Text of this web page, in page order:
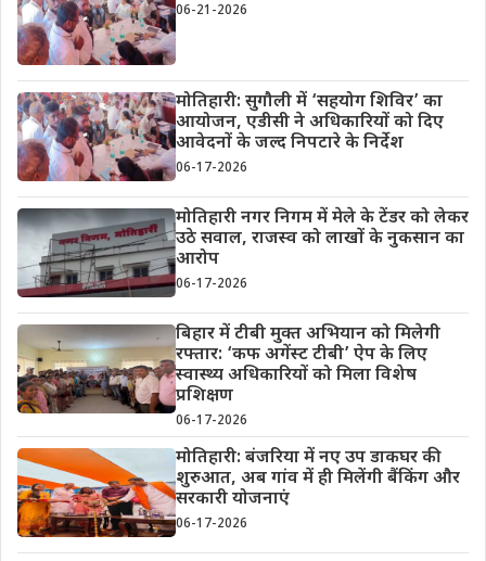
06-21-2026
मोतिहारी: सुगौली में ‘सहयोग शिविर’ का
आयोजन, एडीसी ने अधिकारियों को दिए
आवेदनों के जल्द निपटारे के निर्देश
06-17-2026
मोतिहारी नगर निगम में मेले के टेंडर को लेकर
उठे सवाल, राजस्व को लाखों के नुकसान का
आरोप
06-17-2026
बिहार में टीबी मुक्त अभियान को मिलेगी
रफ्तार: ‘कफ अगेंस्ट टीबी’ ऐप के लिए
स्वास्थ्य अधिकारियों को मिला विशेष
प्रशिक्षण
06-17-2026
मोतिहारी: बंजरिया में नए उप डाकघर की
शुरुआत, अब गांव में ही मिलेंगी बैंकिंग और
सरकारी योजनाएं
06-17-2026